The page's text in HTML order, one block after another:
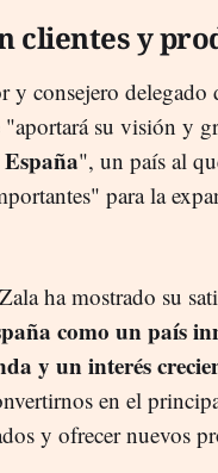
clientes y
y consejero
su visión y
", un país al
para la
ha mostrado su
como un país
y un interés
en el
y ofrecer nuevos